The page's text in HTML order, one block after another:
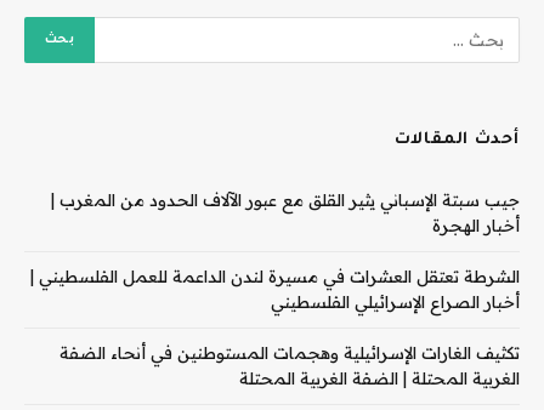
أحدث المقالات
جيب سبتة الإسباني يثير القلق مع عبور الآلاف الحدود من المغرب |
أخبار الهجرة
الشرطة تعتقل العشرات في مسيرة لندن الداعمة للعمل الفلسطيني |
أخبار الصراع الإسرائيلي الفلسطيني
تكثيف الغارات الإسرائيلية وهجمات المستوطنين في أنحاء الضفة
الغربية المحتلة | الضفة الغربية المحتلة